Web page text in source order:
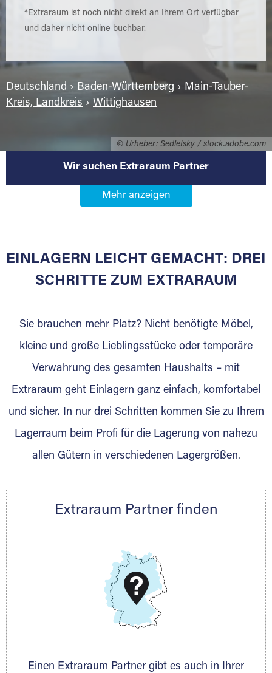
© Urheber: Sedletsky / stock.adobe.com
*Extraraum ist noch nicht direkt an Ihrem Ort verfügbar
und daher nicht online buchbar.
Deutschland › Baden-Württemberg › Main-Tauber-
Kreis, Landkreis › Wittighausen
Wir suchen Extraraum Partner
Werden Sie Extraraum Partner in
Sie bieten Kunden Lagerraum zur Miete, der
für die Einlagerung von Umzugsgut gebaut
Lagerkunden und Vermietungen.
Ihre Vorteile als Extraraum Partner:
Marktgerechte Preise
Digitale Buchungsplattform
Gewinnung von Neukunden
Nachricht.
Telefon:+49 6145 5442 - 404
DMG Aktiengesellschaft
www.dmg-ag.com
EINLAGERN LEICHT GEMACHT: DREI
SCHRITTE ZUM EXTRARAUM
Sie brauchen mehr Platz? Nicht benötigte Möbel,
kleine und große Lieblingsstücke oder temporäre
Verwahrung des gesamten Haushalts – mit
Extraraum geht Einlagern ganz einfach, komfortabel
und sicher. In nur drei Schritten kommen Sie zu Ihrem
Lagerraum beim Profi für die Lagerung von nahezu
allen Gütern in verschiedenen Lagergrößen.
Extraraum Partner finden
Einen Extraraum Partner gibt es auch in Ihrer